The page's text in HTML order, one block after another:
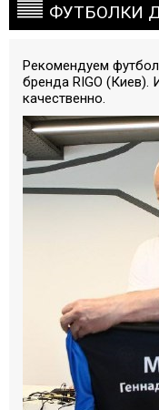
ФУТБОЛКИ
Рекомендуем
бренда RIGO (Киев).
качественно.